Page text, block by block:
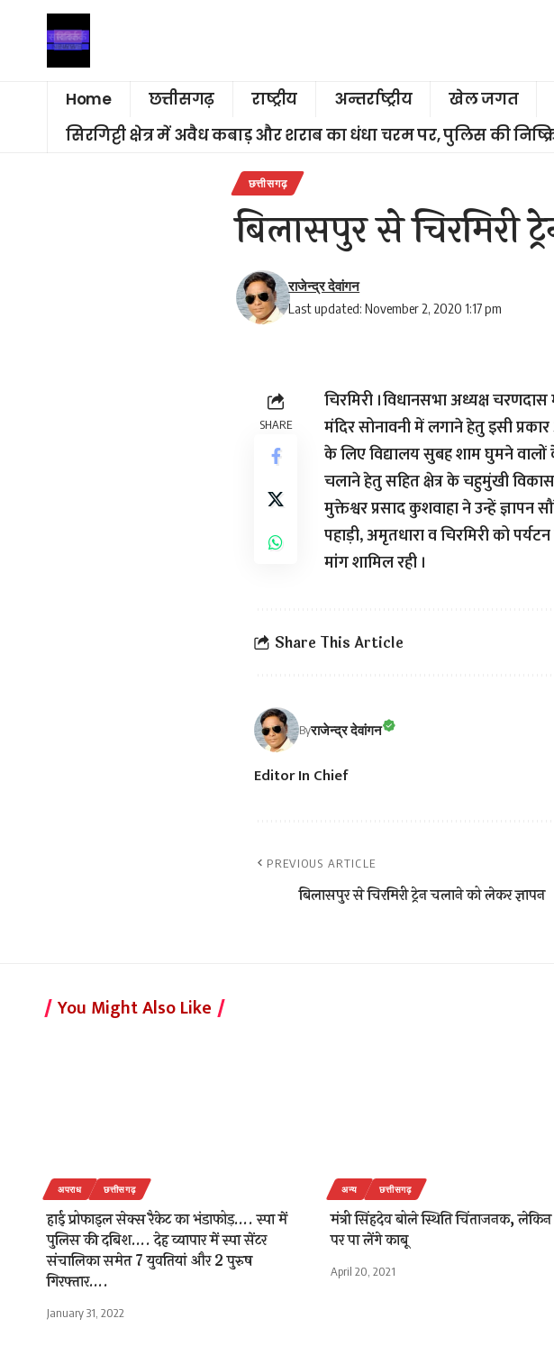
Home छत्तीसगढ़ राष्ट्रीय अन्तर्राष्ट्रीय खेल जगत
सिरगिट्टी क्षेत्र में अवैध कबाड़ और शराब का धंधा चरम पर, पुलिस की
छत्तीसगढ़
बिलासपुर से चिरमिरी
Last updated: November 2, 2020 1:17 pm
राजेन्द्र देवांगन
SHARE
चिरमिरी ।विधानसभा अध्यक्ष
मंदिर सोनावनी में लगाने हेतु इसी
के लिए विद्यालय सुबह शाम घुमने वालों
चलाने हेतु सहित क्षेत्र के चहुमुंखी विकास
मुक्तेश्वर प्रसाद कुशवाहा ने उन्हें ज्ञापन
पहाड़ी, अमृतधारा व चिरमिरी को
मांग शामिल रही ।
Share This Article
Byराजेन्द्र देवांगन
Editor In Chief
PREVIOUS ARTICLE
बिलासपुर से चिरमिरी ट्रेन चलाने को लेकर ज्ञापन
You Might Also Like
अपराध छत्तीसगढ़
हाई प्रोफाइल सेक्स रैकेट का भंडाफोड़…. स्पा में
पुलिस की दबिश…. देह व्यापार में स्पा सेंटर
संचालिका समेत 7 युवतियां और 2 पुरुष
गिरफ्तार….
January 31, 2022
अन्य छत्तीसगढ़
मंत्री सिंहदेव बोले स्थिति चिंताजनक, लेकिन
पर पा लेंगे काबू
April 20, 2021